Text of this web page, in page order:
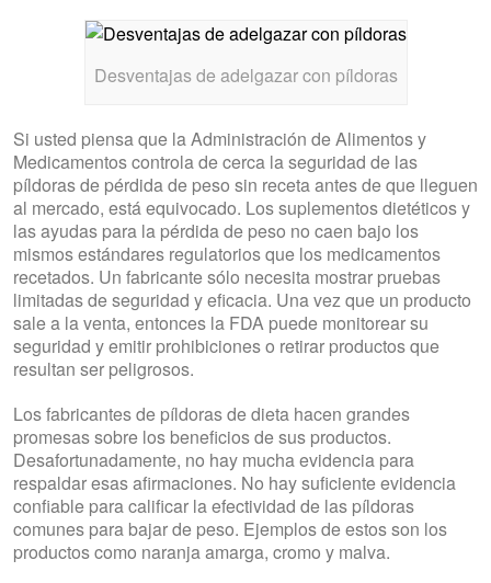
Desventajas de adelgazar con píldoras
Si usted piensa que la Administración de Alimentos y
Medicamentos controla de cerca la seguridad de las
píldoras de pérdida de peso sin receta antes de que lleguen
al mercado, está equivocado. Los suplementos dietéticos y
las ayudas para la pérdida de peso no caen bajo los
mismos estándares regulatorios que los medicamentos
recetados. Un fabricante sólo necesita mostrar pruebas
limitadas de seguridad y eficacia. Una vez que un producto
sale a la venta, entonces la FDA puede monitorear su
seguridad y emitir prohibiciones o retirar productos que
resultan ser peligrosos.
Los fabricantes de píldoras de dieta hacen grandes
promesas sobre los beneficios de sus productos.
Desafortunadamente, no hay mucha evidencia para
respaldar esas afirmaciones. No hay suficiente evidencia
confiable para calificar la efectividad de las píldoras
comunes para bajar de peso. Ejemplos de estos son los
productos como naranja amarga, cromo y malva.